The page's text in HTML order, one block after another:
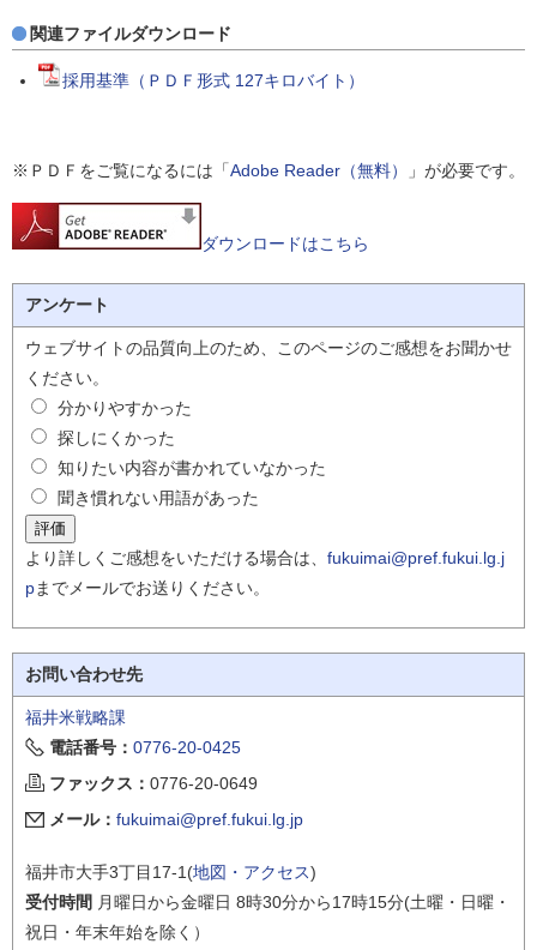
関連ファイルダウンロード
採用基準（ＰＤＦ形式 127キロバイト）
※ＰＤＦをご覧になるには「Adobe Reader（無料） 」が必要です。
ダウンロードはこちら
アンケート
ウェブサイトの品質向上のため、このページのご感想をお聞かせ
ください。
分かりやすかった
探しにくかった
知りたい内容が書かれていなかった
聞き慣れない用語があった
より詳しくご感想をいただける場合は、 fukuimai@pref.fukui.lg.j
pまでメールでお送りください。
お問い合わせ先
福井米戦略課
電話番号： 0776-20-0425
ファックス： 0776-20-0649
メール： fukuimai@pref.fukui.lg.jp
福井市大手3丁目17-1(地図・アクセス)
受付時間 月曜日から金曜日 8時30分から17時15分(土曜・日曜・
祝日・年末年始を除く）